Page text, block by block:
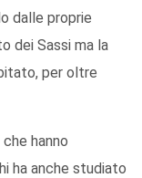
dalle proprie
dei Sassi ma la
per oltre
hanno
ha anche studiato